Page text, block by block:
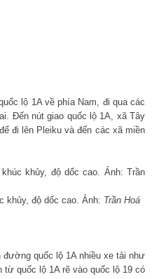
lộ 1A về phía Nam, đi qua các
Đến nút giao quốc lộ 1A, xã Tây
đi lên Pleiku và đến các xã miền
khủy, độ dốc cao. Ảnh: Trần Hoá
quốc lộ 1A nhiều xe tải như
quốc lộ 1A rẽ vào quốc lộ 19 có